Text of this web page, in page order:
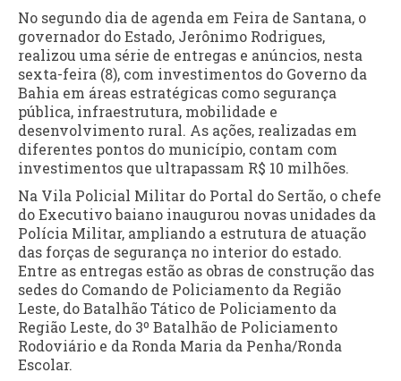
No segundo dia de agenda em Feira de Santana, o
governador do Estado, Jerônimo Rodrigues,
realizou uma série de entregas e anúncios, nesta
sexta-feira (8), com investimentos do Governo da
Bahia em áreas estratégicas como segurança
pública, infraestrutura, mobilidade e
desenvolvimento rural. As ações, realizadas em
diferentes pontos do município, contam com
investimentos que ultrapassam R$ 10 milhões.
Na Vila Policial Militar do Portal do Sertão, o chefe
do Executivo baiano inaugurou novas unidades da
Polícia Militar, ampliando a estrutura de atuação
das forças de segurança no interior do estado.
Entre as entregas estão as obras de construção das
sedes do Comando de Policiamento da Região
Leste, do Batalhão Tático de Policiamento da
Região Leste, do 3º Batalhão de Policiamento
Rodoviário e da Ronda Maria da Penha/Ronda
Escolar.